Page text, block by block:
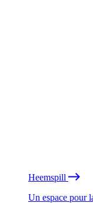
Heemspill
Un espace pour